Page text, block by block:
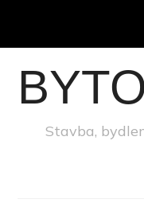
Stavba,